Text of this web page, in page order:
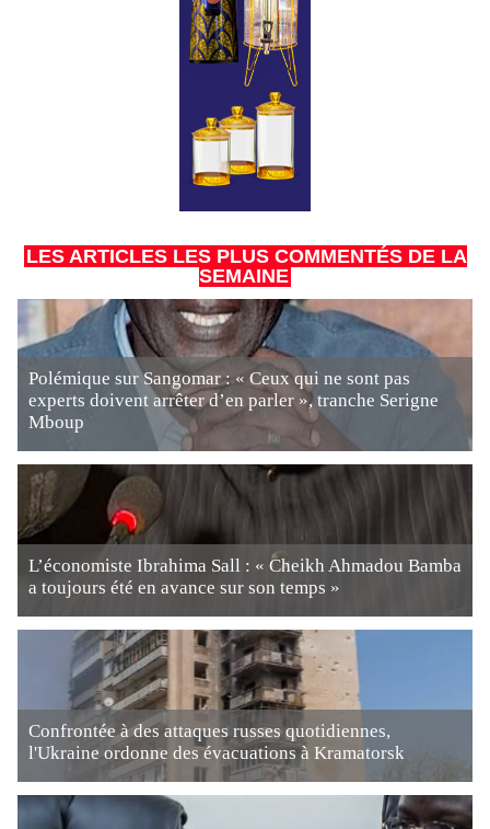
LES ARTICLES LES PLUS COMMENTÉS DE LA
SEMAINE
Polémique sur Sangomar : « Ceux qui ne sont pas
experts doivent arrêter d’en parler », tranche Serigne
Mboup
L’économiste Ibrahima Sall : « Cheikh Ahmadou Bamba
a toujours été en avance sur son temps »
Confrontée à des attaques russes quotidiennes,
l'Ukraine ordonne des évacuations à Kramatorsk